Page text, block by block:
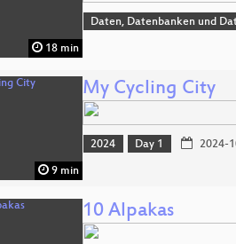
18 min
Daten, Datenbanken und
9 min
My Cycling City
2024 Day 1 2024-
10 Alpakas